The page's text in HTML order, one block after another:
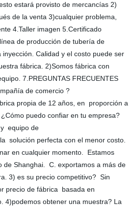
estará provisto de mercancías 2)
de la venta 3)cualquier problema,
4.Taller imagen 5.Certificado
de producción de tubería de
Calidad y el costo puede ser
fábrica. 2)Somos fábrica con
7.PREGUNTAS FRECUENTES
de comercio ?
propia de 12 años, en proporción a
puedo confiar en tu empresa?
equipo de
solución perfecta con el menor costo.
en cualquier momento. Estamos
Shanghai. C. exportamos a más de
3) es su precio competitivo? Sin
precio de fábrica basada en
4)podemos obtener una muestra? La